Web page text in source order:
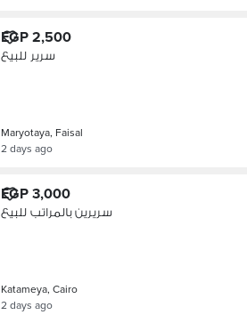
EGP 2,500
سرير للبيع
Maryotaya, Faisal
2 days ago
EGP 3,000
سريرين بالمراتب للبيع
Katameya, Cairo
2 days ago